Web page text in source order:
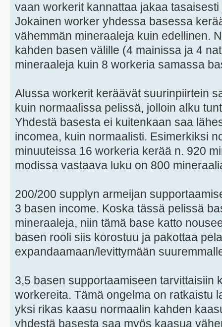
vaan workerit kannattaa jakaa
Jokainen worker yhdessa basessa
vähemmän mineraaleja kuin edellinen.
kahden basen välille (4 mainissa ja 4
mineraaleja kuin 8 workeria samassa
Alussa workerit keräävät suurinpiirtein
kuin normaalissa pelissä, jolloin alku
Yhdestä basesta ei kuitenkaan saa
incomea, kuin normaalisti. Esimerkiksi
minuuteissa 16 workeria kerää n. 920
modissa vastaava luku on 800
200/200 supplyn armeijan
3 basen income. Koska tässä pelissä
mineraaleja, niin tämä base katto
basen rooli siis korostuu ja pakottaa
expandaamaan/levittymään
3,5 basen supportaamiseen tarvittaisiin
workereita. Tämä ongelma on ratkaistu
yksi rikas kaasu normaalin kahden
yhdestä basesta saa myös kaasua